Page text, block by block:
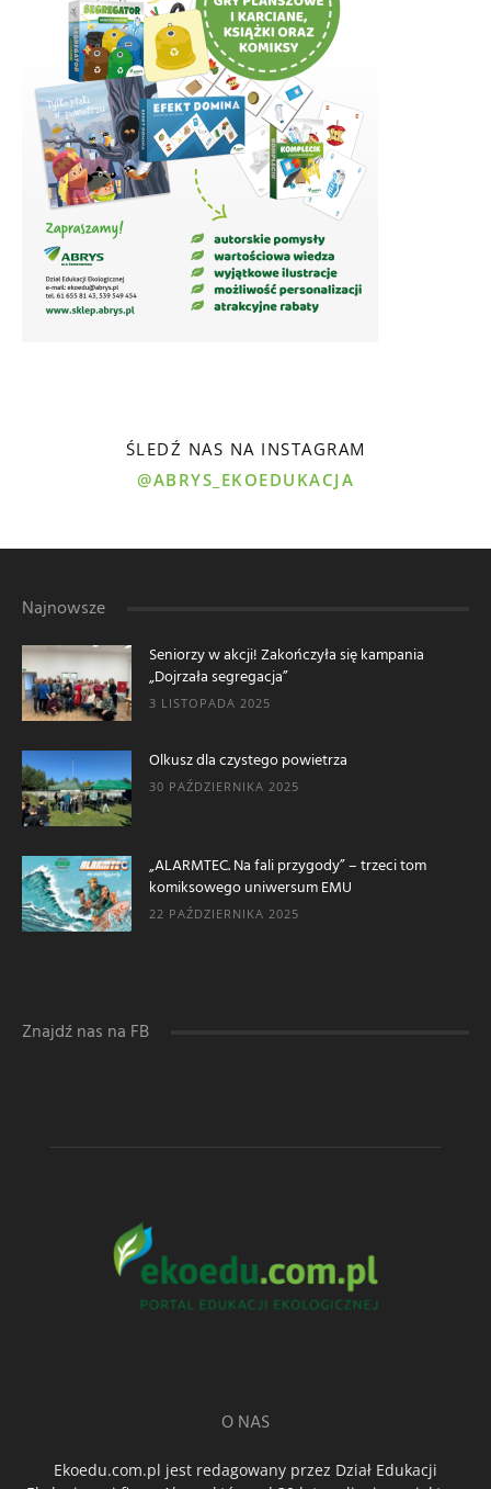
ŚLEDŹ NAS NA INSTAGRAM
@ABRYS_EKOEDUKACJA
Najnowsze
Seniorzy w akcji! Zakończyła się kampania
„Dojrzała segregacja”
3 LISTOPADA 2025
Olkusz dla czystego powietrza
30 PAŹDZIERNIKA 2025
„ALARMTEC. Na fali przygody” – trzeci tom
komiksowego uniwersum EMU
22 PAŹDZIERNIKA 2025
Znajdź nas na FB
O NAS
Ekoedu.com.pl jest redagowany przez Dział Edukacji